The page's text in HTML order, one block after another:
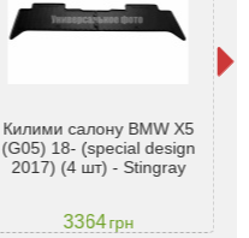
Килими салону BMW X5
(G05) 18- (special design
2017) (4 шт) - Stingray
3364грн